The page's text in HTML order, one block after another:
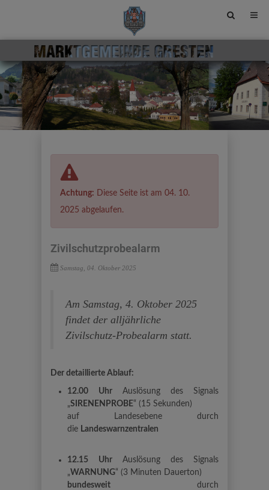
Site
toggle
Achtung: Diese Seite ist am 04. 10.
2025 abgelaufen.
Zivilschutzprobealarm
Samstag, 04. Oktober 2025
Am Samstag, 4. Oktober 2025
findet der alljährliche
Zivilschutz-Probealarm statt.
Der detaillierte Ablauf:
12.00 Uhr
Auslösung des Signals
„SIRENENPROBE“ (15 Sekunden)
auf Landesebene durch
die Landeswarnzentralen
12.15 Uhr
Auslösung des Signals
„WARNUNG“ (3 Minuten Dauerton)
bundesweit
durch